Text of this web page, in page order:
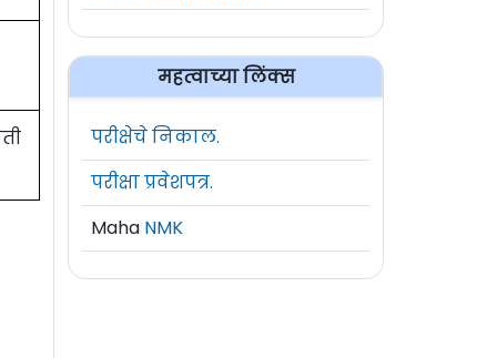
महत्वाच्या लिंक्स
परीक्षेचे निकाल.
परीक्षा प्रवेशपत्र.
Maha NMK